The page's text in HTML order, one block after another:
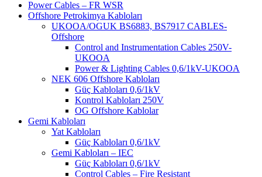
Power Cables – FR WSR
Offshore Petrokimya Kabloları
UKOOA/OGUK BS6883, BS7917 CABLES-
Offshore
Control and Instrumentation Cables 250V-
UKOOA
Power & Lighting Cables 0,6/1kV-UKOOA
NEK 606 Offshore Kabloları
Güç Kabloları 0,6/1kV
Kontrol Kabloları 250V
OG Offshore Kablolar
Gemi Kabloları
Yat Kabloları
Güç Kabloları 0,6/1kV
Gemi Kabloları – IEC
Güç Kabloları 0,6/1kV
Control Cables – Fire Resistant